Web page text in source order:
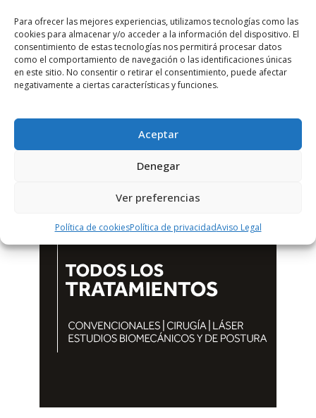
Para ofrecer las mejores experiencias, utilizamos tecnologías como las
cookies para almacenar y/o acceder a la información del dispositivo. El
consentimiento de estas tecnologías nos permitirá procesar datos
como el comportamiento de navegación o las identificaciones únicas
en este sitio. No consentir o retirar el consentimiento, puede afectar
negativamente a ciertas características y funciones.
Aceptar
Denegar
Ver preferencias
Política de cookiesPolítica de privacidadAviso Legal